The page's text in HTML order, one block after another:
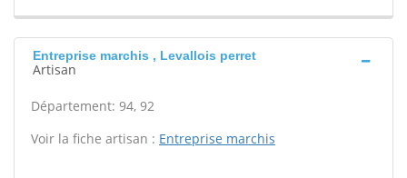
Entreprise marchis , Levallois perret
Artisan
Département: 94, 92
Voir la fiche artisan : Entreprise marchis